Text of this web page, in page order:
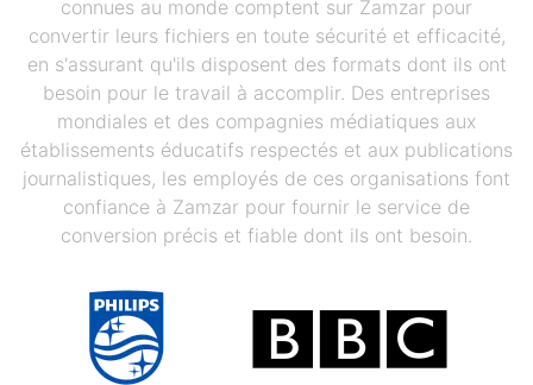
connues au monde comptent sur Zamzar pour
convertir leurs fichiers en toute sécurité et efficacité,
en s'assurant qu'ils disposent des formats dont ils ont
besoin pour le travail à accomplir. Des entreprises
mondiales et des compagnies médiatiques aux
établissements éducatifs respectés et aux publications
journalistiques, les employés de ces organisations font
confiance à Zamzar pour fournir le service de
conversion précis et fiable dont ils ont besoin.